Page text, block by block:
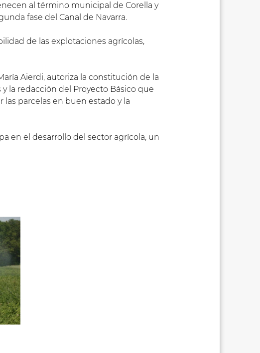
al término municipal de Corella y
fase del Canal de Navarra.
de las explotaciones agrícolas,
Aierdi, autoriza la constitución de la
la redacción del Proyecto Básico que
las parcelas en buen estado y la
en el desarrollo del sector agrícola, un